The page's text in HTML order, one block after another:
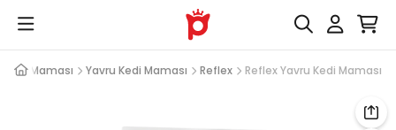
Kedi Maması Yavru Kedi Maması Reflex Reflex Yavru Kedi Maması